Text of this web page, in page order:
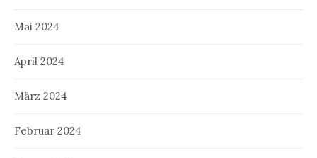
Mai 2024
April 2024
März 2024
Februar 2024